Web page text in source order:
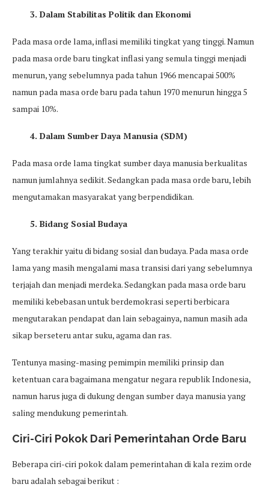
3. Dalam Stabilitas Politik dan Ekonomi
Pada masa orde lama, inflasi memiliki tingkat yang tinggi. Namun
pada masa orde baru tingkat inflasi yang semula tinggi menjadi
menurun, yang sebelumnya pada tahun 1966 mencapai 500%
namun pada masa orde baru pada tahun 1970 menurun hingga 5
sampai 10%.
4. Dalam Sumber Daya Manusia (SDM)
Pada masa orde lama tingkat sumber daya manusia berkualitas
namun jumlahnya sedikit. Sedangkan pada masa orde baru, lebih
mengutamakan masyarakat yang berpendidikan.
5. Bidang Sosial Budaya
Yang terakhir yaitu di bidang sosial dan budaya. Pada masa orde
lama yang masih mengalami masa transisi dari yang sebelumnya
terjajah dan menjadi merdeka. Sedangkan pada masa orde baru
memiliki kebebasan untuk berdemokrasi seperti berbicara
mengutarakan pendapat dan lain sebagainya, namun masih ada
sikap berseteru antar suku, agama dan ras.
Tentunya masing-masing pemimpin memiliki prinsip dan
ketentuan cara bagaimana mengatur negara republik Indonesia,
namun harus juga di dukung dengan sumber daya manusia yang
saling mendukung pemerintah.
Ciri-Ciri Pokok Dari Pemerintahan Orde Baru
Beberapa ciri-ciri pokok dalam pemerintahan di kala rezim orde
baru adalah sebagai berikut :